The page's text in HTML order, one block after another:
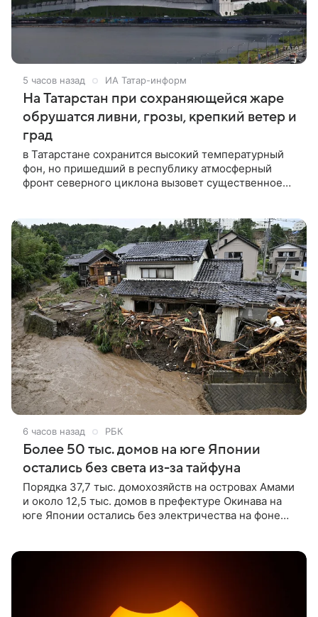
5 часов назад ИА Татар-информ
На Татарстан при сохраняющейся жаре
обрушатся ливни, грозы, крепкий ветер и
град
в Татарстане сохранится высокий температурный
фон, но пришедший в республику атмосферный
фронт северного циклона вызовет существенное
6 часов назад РБК
Более 50 тыс. домов на юге Японии
остались без света из-за тайфуна
Порядка 37,7 тыс. домохозяйств на островах Амами
и около 12,5 тыс. домов в префектуре Окинава на
юге Японии остались без электричества на фоне